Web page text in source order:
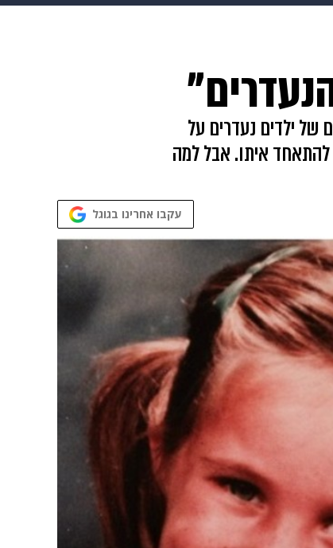
של ילדים נעדרים על
להתאחד איתו. אבל למה
עקבו אחרינו בגוגל